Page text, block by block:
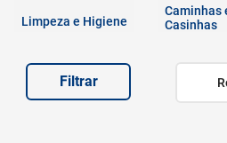
Limpeza e Higiene
Caminhas
Casinhas
Filtrar
7º